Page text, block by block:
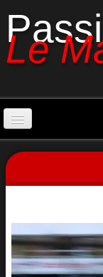
Le
Accueil
Classements